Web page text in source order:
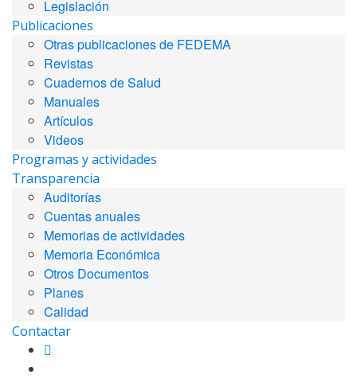
Legislación
Publicaciones
Otras publicaciones de FEDEMA
Revistas
Cuadernos de Salud
Manuales
Artículos
Videos
Programas y actividades
Transparencia
Auditorías
Cuentas anuales
Memorias de actividades
Memoria Económica
Otros Documentos
Planes
Calidad
Contactar